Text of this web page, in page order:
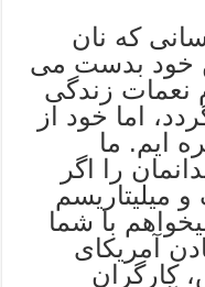
که نان
خود بدست می
نعمات زندگی
اما خود از
ایم. ما
را اگر
میلیتاریسم
با شما
آمریکای
کارگران